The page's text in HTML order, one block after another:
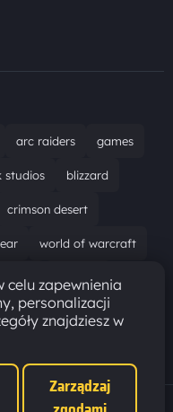
arc raiders games
studios blizzard
crimson desert
world of warcraft
bungie recenzja
aktualizacja pc
celu zapewnienia
personalizacji
znajdziesz w
Zarządzaj